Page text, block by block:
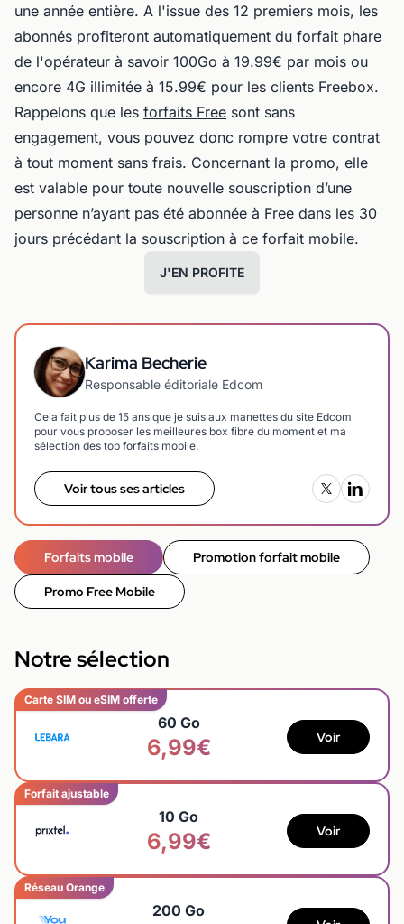
une année entière. A l'issue des 12 premiers mois, les
abonnés profiteront automatiquement du forfait phare
de l'opérateur à savoir 100Go à 19.99€ par mois ou
encore 4G illimitée à 15.99€ pour les clients Freebox.
Rappelons que les forfaits Free sont sans
engagement, vous pouvez donc rompre votre contrat
à tout moment sans frais. Concernant la promo, elle
est valable pour toute nouvelle souscription d’une
personne n’ayant pas été abonnée à Free dans les 30
jours précédant la souscription à ce forfait mobile.
J'EN PROFITE
Karima Becherie
Responsable éditoriale Edcom
Cela fait plus de 15 ans que je suis aux manettes du site Edcom
pour vous proposer les meilleures box fibre du moment et ma
sélection des top forfaits mobile.
Voir tous ses articles
Forfaits mobile Promotion forfait mobile
Promo Free Mobile
Notre sélection
Carte SIM ou eSIM offerte
60 Go
6,99€ Voir
Forfait ajustable
10 Go
6,99€ Voir
Réseau Orange
200 Go